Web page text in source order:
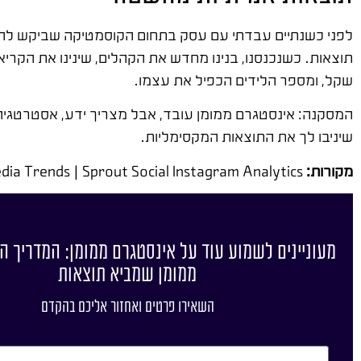
לפני כשנתיים עבדתי עם עסק בתחום הקוסמטיקה שביקש
שקל, ומספר הלידים הכפיל את עצמו.
המסקנה: אינסטגרם ממומן עובד, אבל מצריך ידע,
שיניבו לך את התוצאות המקסימליות.
מקורות:
מעוניינים לשמוע עוד על אינסטגרם ממומן: המדריך
ממומן שמביא תוצאות
השאירו פרטים ואחזור אליכם בהקדם